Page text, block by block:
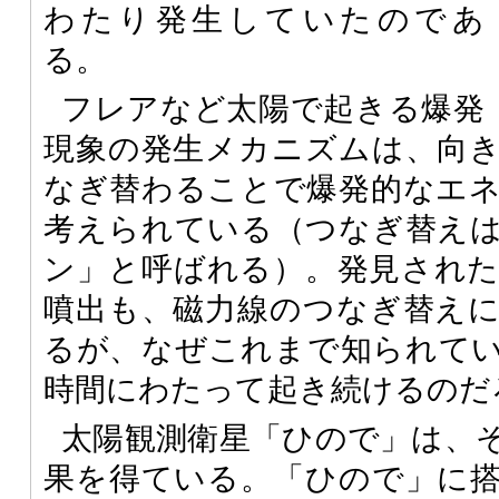
わたり発生していたのであ
る。
フレアなど太陽で起きる爆発
現象の発生メカニズムは、向
なぎ替わることで爆発的なエ
考えられている（つなぎ替え
ン」と呼ばれる）。発見され
噴出も、磁力線のつなぎ替え
るが、なぜこれまで知られて
時間にわたって起き続けるの
太陽観測衛星「ひので」は、
果を得ている。「ひので」に